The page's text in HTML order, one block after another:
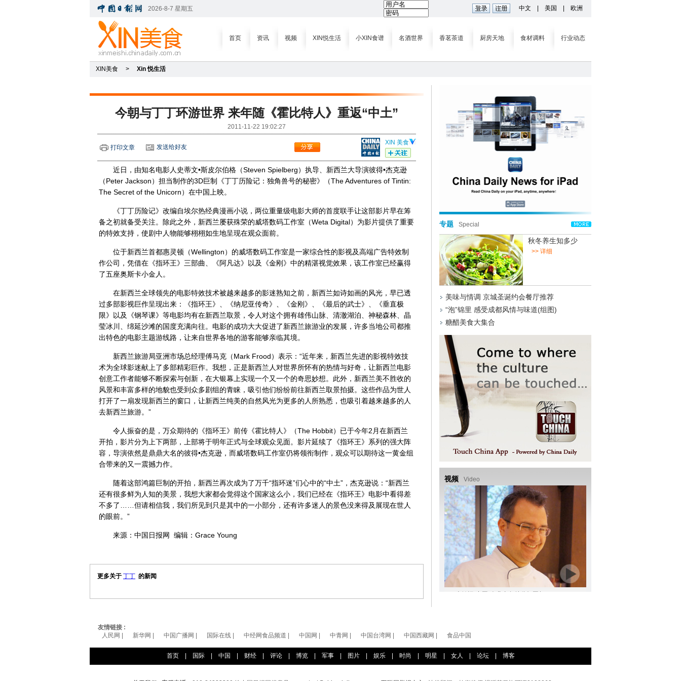
XIN美食 > Xin 悦生活
今朝与丁丁环游世界 来年随《霍比特人》重返“中土”
2011-11-22 19:02:27
打印文章 发送给好友
XIN 美食
近日，由知名电影人史蒂文•斯皮尔伯格（Steven Spielberg）执导、新西兰大导演彼得•杰克逊
（Peter Jackson）担当制作的3D巨制《丁丁历险记：独角兽号的秘密》（The Adventures of Tintin:
The Secret of the Unicorn）在中国上映。
《丁丁历险记》改编自埃尔热经典漫画小说，两位重量级电影大师的首度联手让这部影片早在筹
备之初就备受关注。除此之外，新西兰屡获殊荣的威塔数码工作室（Weta Digital）为影片提供了重要
的特效支持，使剧中人物能够栩栩如生地呈现在观众面前。
位于新西兰首都惠灵顿（Wellington）的威塔数码工作室是一家综合性的影视及高端广告特效制
作公司，凭借在《指环王》三部曲、《阿凡达》以及《金刚》中的精湛视觉效果，该工作室已经赢得
了五座奥斯卡小金人。
在新西兰全球领先的电影特效技术被越来越多的影迷熟知之前，新西兰如诗如画的风光，早已透
过多部影视巨作呈现出来：《指环王》、《纳尼亚传奇》、《金刚》、《最后的武士》、《垂直极
限》以及《钢琴课》等电影均有在新西兰取景，令人对这个拥有雄伟山脉、清澈湖泊、神秘森林、晶
莹冰川、绵延沙滩的国度充满向往。电影的成功大大促进了新西兰旅游业的发展，许多当地公司都推
出特色的电影主题游线路，让来自世界各地的游客能够亲临其境。
新西兰旅游局亚洲市场总经理傅马克（Mark Frood）表示：“近年来，新西兰先进的影视特效技
术为全球影迷献上了多部精彩巨作。我想，正是新西兰人对世界所怀有的热情与好奇，让新西兰电影
创意工作者能够不断探索与创新，在大银幕上实现一个又一个的奇思妙想。此外，新西兰美不胜收的
风景和丰富多样的地貌也受到众多剧组的青睐，吸引他们纷纷前往新西兰取景拍摄。这些作品为世人
打开了一扇发现新西兰的窗口，让新西兰纯美的自然风光为更多的人所熟悉，也吸引着越来越多的人
去新西兰旅游。”
令人振奋的是，万众期待的《指环王》前传《霍比特人》（The Hobbit）已于今年2月在新西兰
开拍，影片分为上下两部，上部将于明年正式与全球观众见面。影片延续了《指环王》系列的强大阵
容，导演依然是鼎鼎大名的彼得•杰克逊，而威塔数码工作室仍将领衔制作，观众可以期待这一黄金组
合带来的又一震撼力作。
随着这部鸿篇巨制的开拍，新西兰再次成为了万千“指环迷”们心中的“中土”，杰克逊说：“新西兰
还有很多鲜为人知的美景，我想大家都会觉得这个国家这么小，我们已经在《指环王》电影中看得差
不多了……但请相信我，我们所见到只是其中的一小部分，还有许多迷人的景色没来得及展现在世人
的眼前。”
来源：中国日报网 编辑：Grace Young
更多关于 丁丁 的新闻